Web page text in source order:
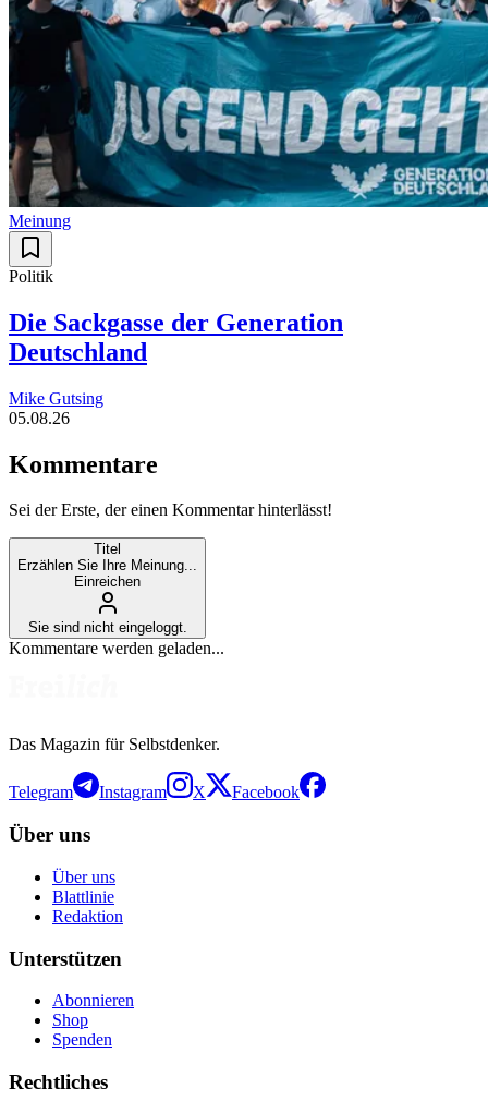
Meinung
Politik
Die Sackgasse der Generation
Deutschland
Mike Gutsing
05.08.26
Kommentare
Sei der Erste, der einen Kommentar hinterlässt!
Titel
Erzählen Sie Ihre Meinung...
Einreichen
Sie sind nicht eingeloggt.
Kommentare werden geladen...
Das Magazin für Selbstdenker.
Telegram Instagram X Facebook
Über uns
Über uns
Blattlinie
Redaktion
Unterstützen
Abonnieren
Shop
Spenden
Rechtliches